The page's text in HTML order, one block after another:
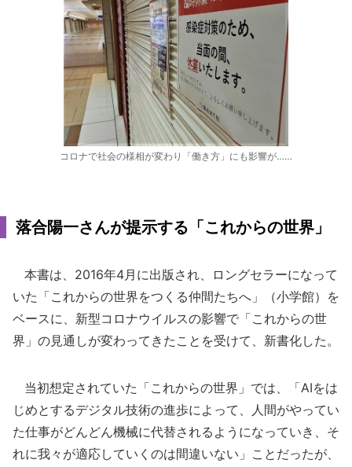
コロナで社会の様相が変わり「働き方」にも影響が……
落合陽一さんが提示する「これからの世界」
本書は、2016年4月に出版され、ロングセラーになって
いた「これからの世界をつくる仲間たちへ」（小学館）を
ベースに、新型コロナウイルスの影響で「これからの世
界」の見通しが変わってきたことを受けて、新書化した。
当初想定されていた「これからの世界」では、「AIをは
じめとするデジタル技術の進歩によって、人間がやってい
た仕事がどんどん機械に代替されるようになっていき、そ
れに我々が適応していくのは間違いない」ことだったが、